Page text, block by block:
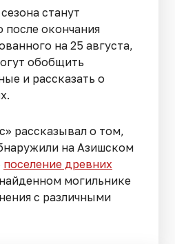
станут
после окончания
на 25 августа,
обобщить
и рассказать о
рассказывал о том,
на Азишском
поселение древних
могильнике
с различными